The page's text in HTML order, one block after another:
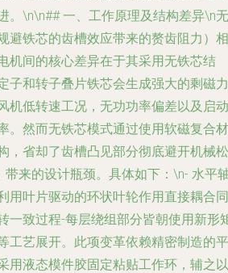
。\n\n## 一、工作原理及结构差异\n无
避铁芯的齿槽效应带来的赘齿阻力）相
机间的核心差异在于其采用无铁芯结
子和转子叠片铁芯会生成强大的剩磁力
机低转速工况，无功功率偏差以及启动
。然而无铁芯模式通过使用软磁复合材
，省却了齿槽凸见部分彻底避开机械松
来的设计瓶颈。具体如下：\n- 水平
用叶片驱动的环状叶轮作用直接耦合同
一致过程-每层绕组部分皆朝使用新形
工艺展开。此项变革依赖精密制造的平
用液态模件胶固定粘贴工作环，辅之以